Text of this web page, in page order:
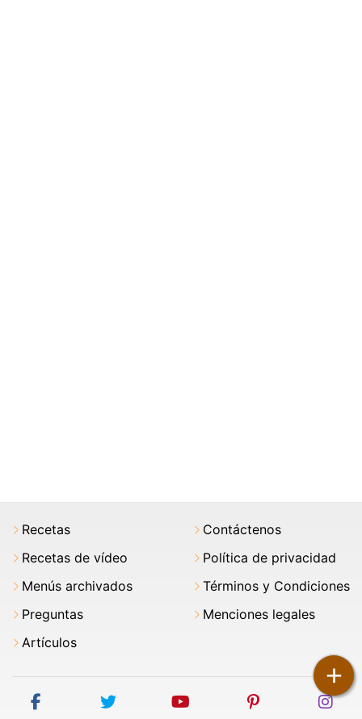
+
Recetas
Recetas de vídeo
Menús archivados
Preguntas
Artículos
Contáctenos
Política de privacidad
Términos y Condiciones
Menciones legales
facebook twitter youtube pinterest